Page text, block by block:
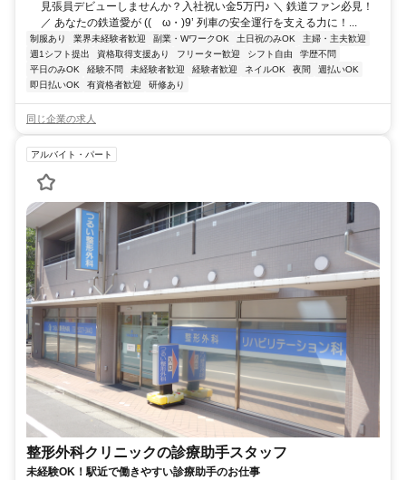
見張員デビューしませんか？入社祝い金5万円♪ ＼ 鉄道ファン必見！
／ あなたの鉄道愛が ((ゝω・)9’ 列車の安全運行を支える力に！...
制服あり 業界未経験者歓迎 副業・WワークOK 土日祝のみOK
主婦・主夫歓迎
週1シフト提出
資格取得支援あり フリーター歓迎 シフト自由
学歴不問
平日のみOK
経験不問 未経験者歓迎 経験者歓迎 ネイルOK 夜間
週払いOK
即日払いOK
有資格者歓迎 研修あり
同じ企業の求人
アルバイト・パート
整形外科クリニックの診療助手スタッフ
未経験OK！駅近で働きやすい診療助手のお仕事